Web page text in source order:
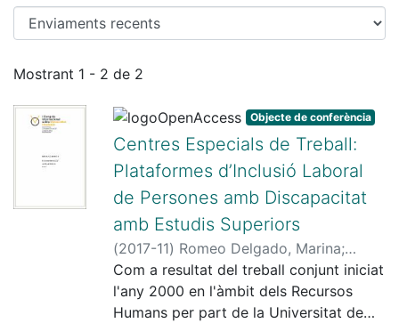
Enviaments recents
Mostrant 1 - 2 de 2
Objecte de conferència
Centres Especials de Treball:
Plataformes d’Inclusió Laboral
de Persones amb Discapacitat
amb Estudis Superiors
(2017-11) Romeo Delgado, Marina;
Yepes i Baldó, Montserrat
Com a resultat del treball conjunt iniciat
l'any 2000 en l'àmbit dels Recursos
Humans per part de la Universitat de